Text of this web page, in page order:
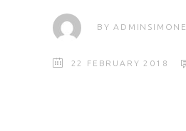
BYADMINSIMONE
22 FEBRUARY 2018